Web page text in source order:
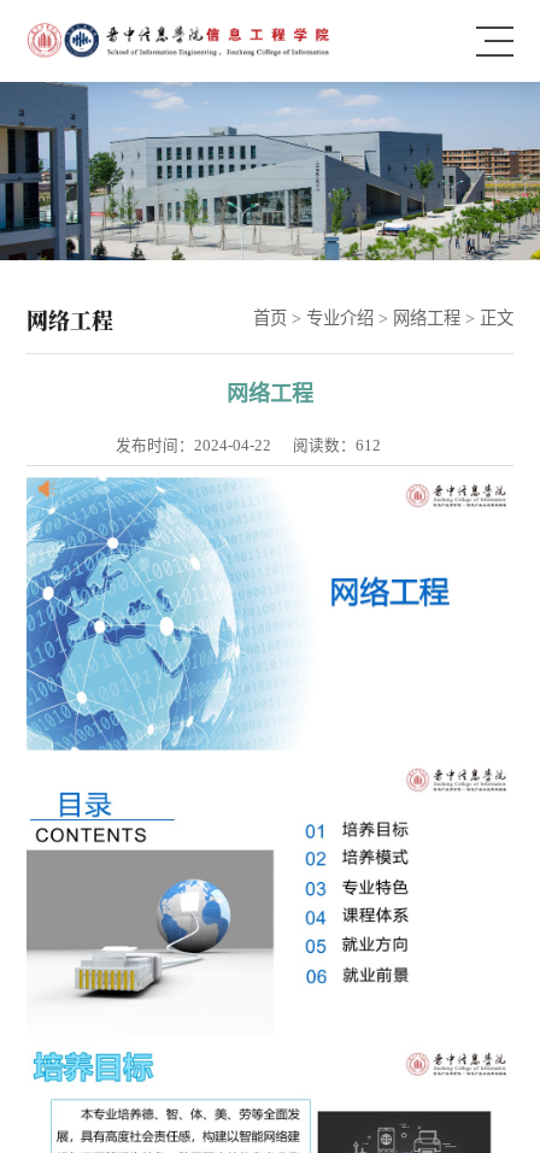
网络工程 首页 > 专业介绍> 网络工程> 正文
网络工程
发布时间：2024-04-22 阅读数： 612